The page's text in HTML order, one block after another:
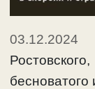
03.12.2024